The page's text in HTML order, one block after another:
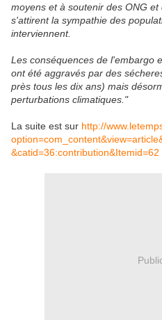
moyens et à soutenir des ONG
s'attirent la sympathie des
interviennent.
Les conséquences de l'embargo
ont été aggravés par des
près tous les dix ans) mais
perturbations climatiques."
La suite est sur http://
&catid=36:contribution&Itemid=62